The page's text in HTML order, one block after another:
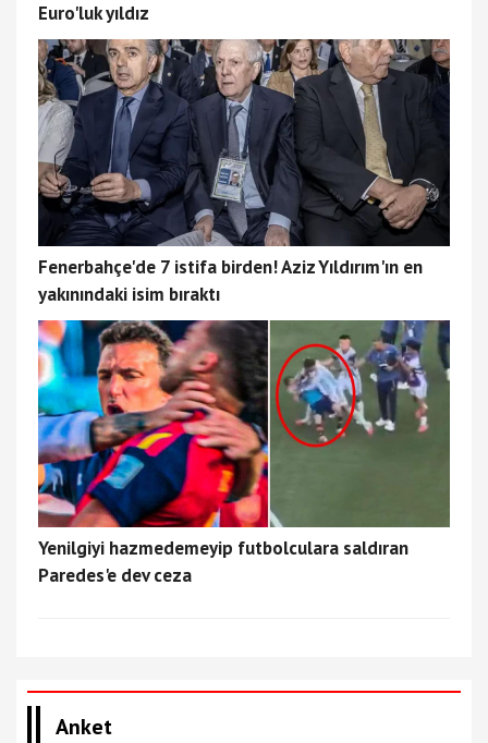
Euro'luk yıldız
Fenerbahçe'de 7 istifa birden! Aziz Yıldırım'ın en
yakınındaki isim bıraktı
Yenilgiyi hazmedemeyip futbolculara saldıran
Paredes'e dev ceza
Anket